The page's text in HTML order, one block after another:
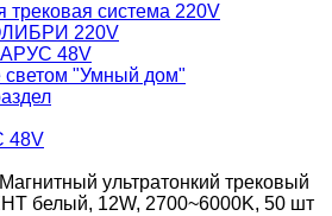
система 220V
220V
48V
светом "Умный дом"
48V
ультратонкий трековый
белый, 12W, 2700~6000K, 50 шт